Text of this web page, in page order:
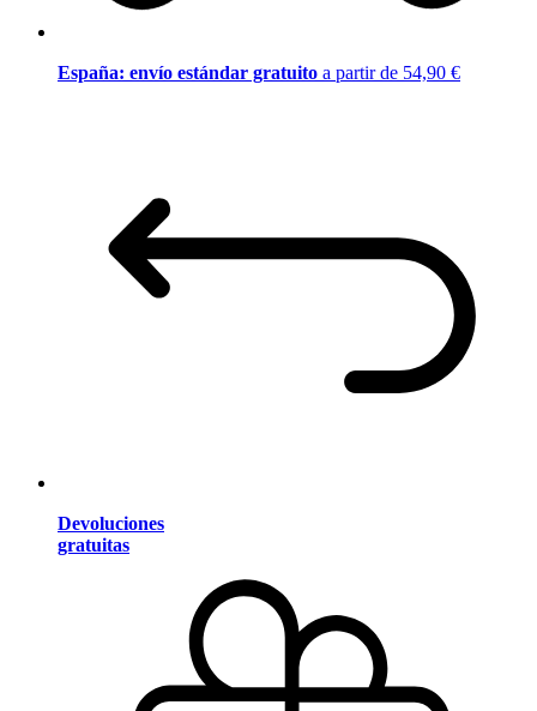
España: envío estándar gratuito a partir de 54,90 €
Devoluciones
gratuitas